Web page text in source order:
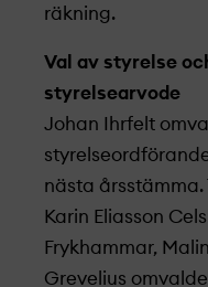
räkning.
Val av styrelse
styrelsearvode
Johan Ihrfelt
nästa årsstämma.
Karin Eliasson
Frykhammar,
Grevelius